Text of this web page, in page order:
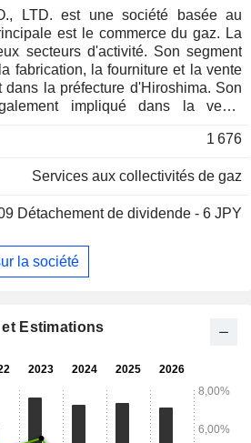
LTD. est une société basée au
est le commerce du gaz. La
secteurs d'activité. Son segment
fabrication, la fourniture et la vente
la préfecture d'Hiroshima. Son
impliqué dans la vente
de gaz. Son segment
ainsi que dans la fourniture de
la construction de canalisations,
de services aux personnes
1 676
Services aux collectivités de gaz
Détachement de dividende - 6 JPY
la société
Estimations